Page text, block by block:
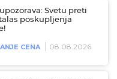
Svetu preti
poskupljenja
CENA 08.08.2026